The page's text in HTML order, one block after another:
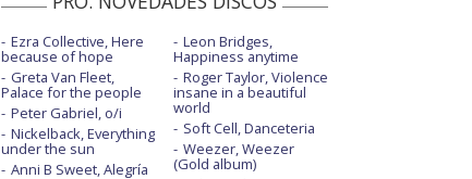
Ezra Collective, Here
because of hope
Greta Van Fleet,
Palace for the people
Peter Gabriel, o/i
Nickelback, Everything
under the sun
Anni B Sweet, Alegría
Leon Bridges,
Happiness anytime
Roger Taylor, Violence
insane in a beautiful
world
Soft Cell, Danceteria
Weezer, Weezer
(Gold album)